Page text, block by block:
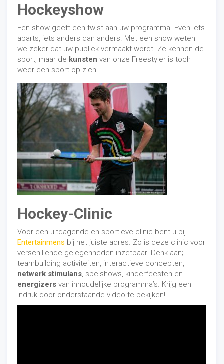
Hockeyshow
Een show geeft een twist aan uw programma. Even iets
aparts, iets anders dan anders. Met een show weten
we zeker dat uw publiek vermaakt wordt. Ze kennen de
sport, maar de kunsten van onze Freestyler is toch
weer een sport op zich.
Hockey-Clinic
Voor een uitdagende en sportieve clinic bent u bij
Entertainmens bij het juiste adres. Zo is deze clinic voor
verschillende gelegenheden inzetbaar. Denk aan;
teambuilding activiteiten, interactieve concepten,
netwerk stimulans, spelshows, kinderfeesten en
energizers van inhoudelijke programma’s. Krijg een
indruk door onderstaande video te bekijken!